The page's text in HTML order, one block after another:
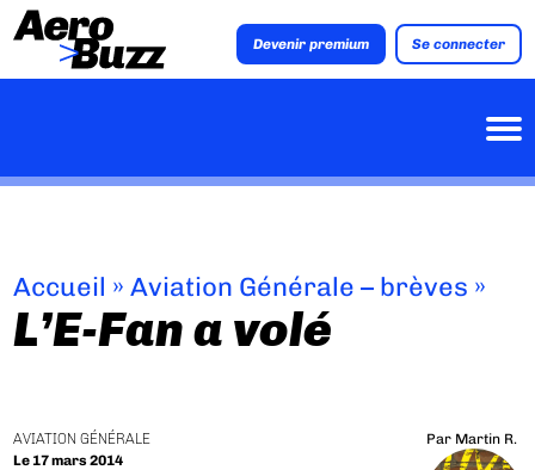
Devenir premium Se connecter
Accueil »Aviation Générale – brèves »
L’E-Fan a volé
AVIATION GÉNÉRALE
Le 17 mars 2014
Par Martin R.